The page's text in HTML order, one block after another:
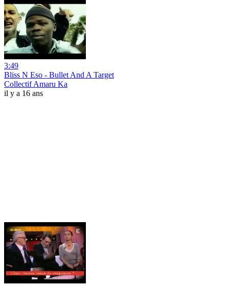
3:49
Bliss N Eso - Bullet And A Target
Collectif Amaru Ka
il y a 16 ans